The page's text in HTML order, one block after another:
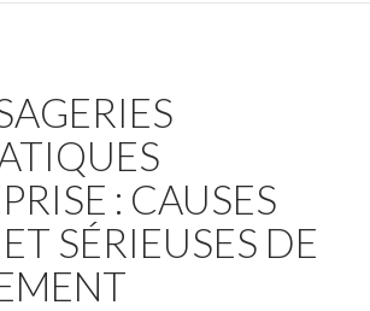
: CAUSES
SÉRIEUSES DE